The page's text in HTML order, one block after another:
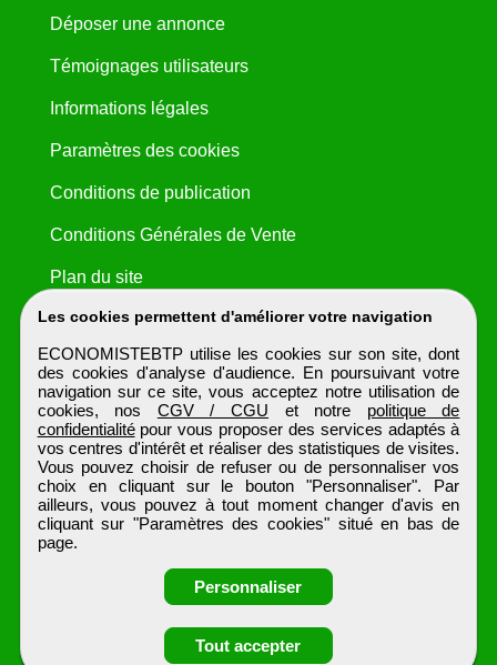
Obtenir ses
Les cookies permettent d'améliorer votre navigation
ECONOMISTEBTP utilise les cookies sur son site, dont
des cookies d'analyse d'audience. En poursuivant votre
navigation sur ce site, vous acceptez notre utilisation de
cookies, nos CGV / CGU et notre politique de
confidentialitépour vous proposer des services adaptés à
vos centres d'intérêt et réaliser des statistiques de visites.
Vous pouvez choisir de refuser ou de personnaliser vos
choix en cliquant sur le bouton "Personnaliser". Par
ailleurs, vous pouvez à tout moment changer d'avis en
cliquant sur "Paramètres des cookies" situé en bas de
page.
Personnaliser
Tout accepter
Déposer une annonce
Témoignages utilisateurs
Informations légales
Paramètres des cookies
Conditions de publication
Conditions Générales de Vente
Plan du site